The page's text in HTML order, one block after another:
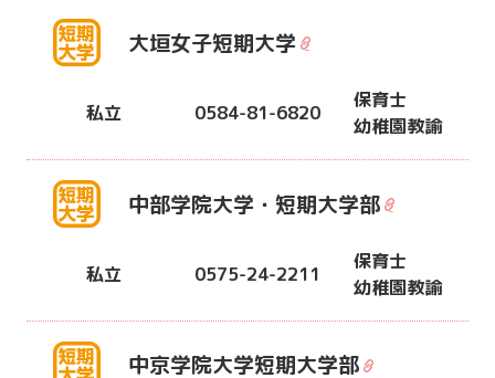
大垣女子短期大学
私立 0584-81-6820
保育士
幼稚園教諭
中部学院大学・短期大学部
私立 0575-24-2211
保育士
幼稚園教諭
中京学院大学短期大学部